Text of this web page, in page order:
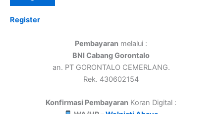
Register
Pembayaran melalui :
BNI Cabang Gorontalo
an. PT GORONTALO CEMERLANG.
Rek. 430602154
Konfirmasi Pembayaran Koran Digital :